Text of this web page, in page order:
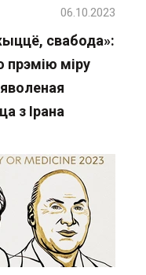
свабода»:
прэмію міру
з Ірана
06.10.2023